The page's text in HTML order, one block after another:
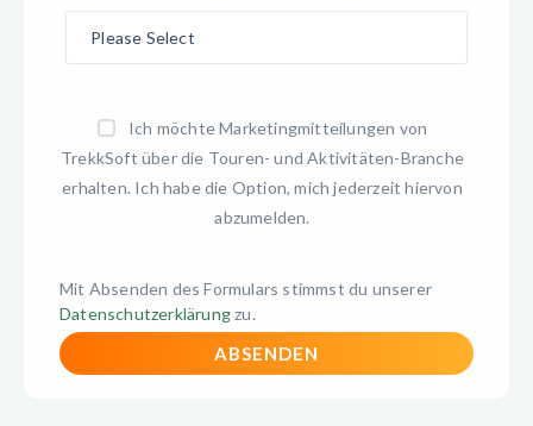
Ich möchte Marketingmitteilungen von
TrekkSoft über die Touren- und Aktivitäten-Branche
erhalten. Ich habe die Option, mich jederzeit hiervon
abzumelden.
Mit Absenden des Formulars stimmst du unserer
Datenschutzerklärungzu.